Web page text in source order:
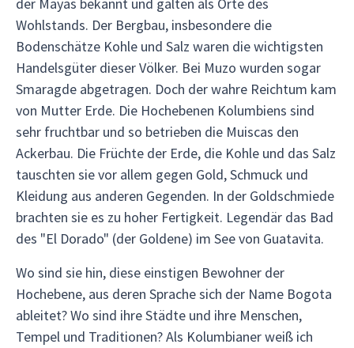
Wohlstands. Der Bergbau, insbesondere die
Bodenschätze Kohle und Salz waren die wichtigsten
Handelsgüter dieser Völker. Bei Muzo wurden sogar
Smaragde abgetragen. Doch der wahre Reichtum kam
von Mutter Erde. Die Hochebenen Kolumbiens sind
sehr fruchtbar und so betrieben die Muiscas den
Ackerbau. Die Früchte der Erde, die Kohle und das Salz
tauschten sie vor allem gegen Gold, Schmuck und
Kleidung aus anderen Gegenden. In der Goldschmiede
brachten sie es zu hoher Fertigkeit. Legendär das Bad
des "El Dorado" (der Goldene) im See von Guatavita.
Wo sind sie hin, diese einstigen Bewohner der
Hochebene, aus deren Sprache sich der Name Bogota
ableitet? Wo sind ihre Städte und ihre Menschen,
Tempel und Traditionen? Als Kolumbianer weiß ich